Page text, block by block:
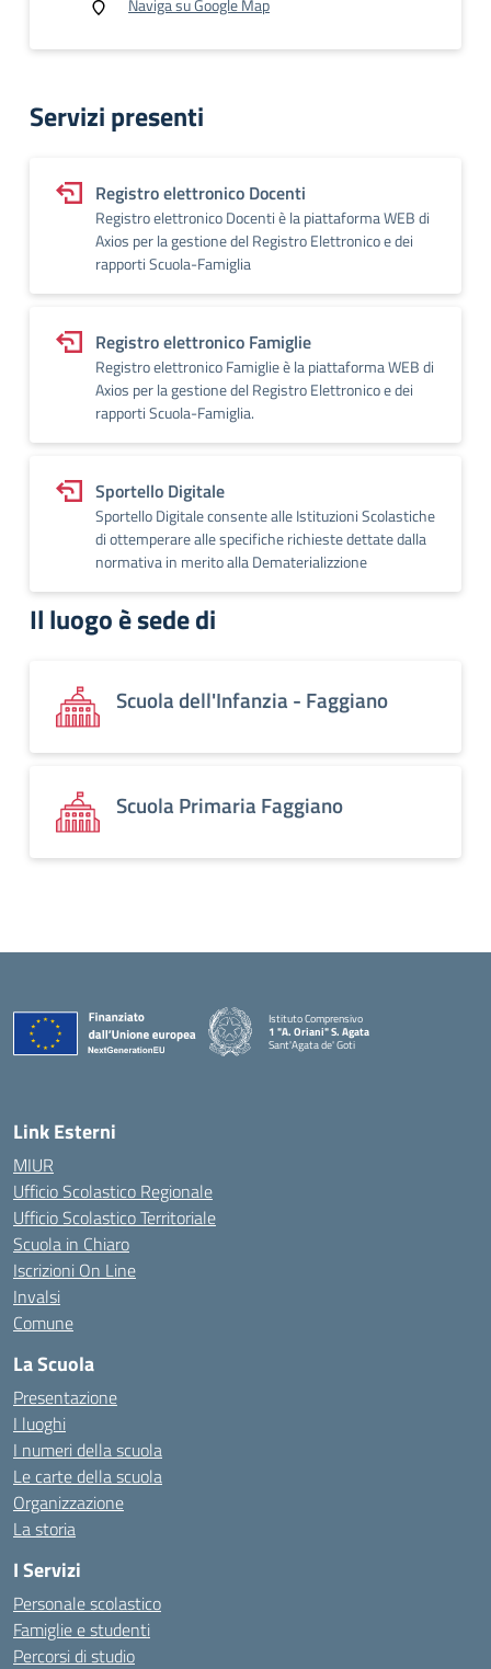
Naviga su Google Map
Servizi presenti
Registro elettronico Docenti
Registro elettronico Docenti è la piattaforma WEB di
Axios per la gestione del Registro Elettronico e dei
rapporti Scuola-Famiglia
Registro elettronico Famiglie
Registro elettronico Famiglie è la piattaforma WEB di
Axios per la gestione del Registro Elettronico e dei
rapporti Scuola-Famiglia.
Sportello Digitale
Sportello Digitale consente alle Istituzioni Scolastiche
di ottemperare alle specifiche richieste dettate dalla
normativa in merito alla Dematerializzione
Il luogo è sede di
Scuola dell'Infanzia - Faggiano
Scuola Primaria Faggiano
Istituto Comprensivo
1 "A. Oriani" S. Agata
Sant'Agata de' Goti
— Visita la pagina iniziale della scuola
Link Esterni
MIUR
Ufficio Scolastico Regionale
Ufficio Scolastico Territoriale
Scuola in Chiaro
Iscrizioni On Line
Invalsi
Comune
La Scuola
Presentazione
I luoghi
I numeri della scuola
Le carte della scuola
Organizzazione
La storia
I Servizi
Personale scolastico
Famiglie e studenti
Percorsi di studio